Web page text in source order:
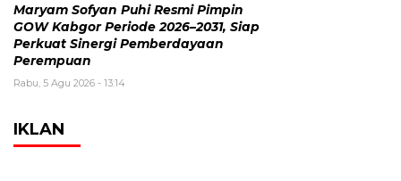
Maryam Sofyan Puhi Resmi Pimpin
GOW Kabgor Periode 2026–2031, Siap
Perkuat Sinergi Pemberdayaan
Perempuan
Rabu, 5 Agu 2026 - 13:14
IKLAN